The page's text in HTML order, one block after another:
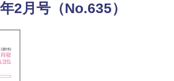
2月号（No.635）